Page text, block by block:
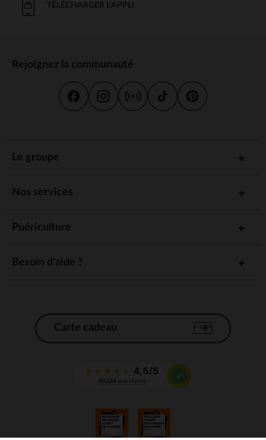
TÉLÉCHARGER L'APPLI
Rejoignez la communauté
Le groupe
Nos services
Puériculture
Besoin d'aide ?
Carte cadeau